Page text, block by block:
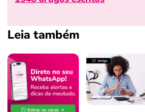
Leia também